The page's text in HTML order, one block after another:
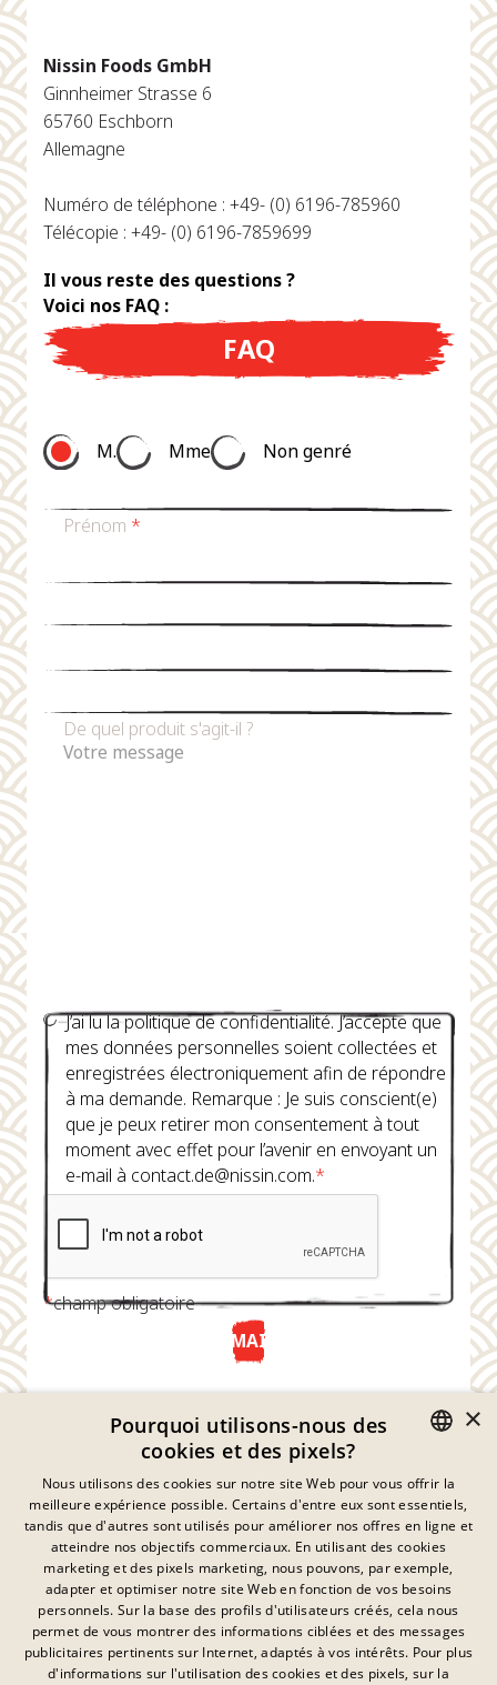
Nissin Foods GmbH
Ginnheimer Strasse 6
65760 Eschborn
Allemagne
Numéro de téléphone : +49- (0) 6196-785960
Télécopie : +49- (0) 6196-7859699
Il vous reste des questions ?
Voici nos FAQ :
FAQ
M. Mme Non genré
Prénom *
De quel produit s'agit-il ?
J’ai lu la politique de confidentialité. J’accepte que
mes données personnelles soient collectées et
enregistrées électroniquement afin de répondre
à ma demande. Remarque : Je suis conscient(e)
que je peux retirer mon consentement à tout
moment avec effet pour l’avenir en envoyant un
e-mail à contact.de@nissin.com.*
*champ obligatoire
ENVOYER MAINTENANT
Déclaration De Confidentialité
Empreinte
Mentions Légales
Contact
GERMAN
FRENCH
DANISH
SWEDISH
HUNGARIAN
×
Pourquoi utilisons-nous des
cookies et des pixels?
Nous utilisons des cookies sur notre site Web pour vous offrir la
meilleure expérience possible. Certains d'entre eux sont essentiels,
tandis que d'autres sont utilisés pour améliorer nos offres en ligne et
atteindre nos objectifs commerciaux. En utilisant des cookies
marketing et des pixels marketing, nous pouvons, par exemple,
adapter et optimiser notre site Web en fonction de vos besoins
personnels. Sur la base des profils d'utilisateurs créés, cela nous
permet de vous montrer des informations ciblées et des messages
publicitaires pertinents sur Internet, adaptés à vos intérêts. Pour plus
d'informations sur l'utilisation des cookies et des pixels, sur la